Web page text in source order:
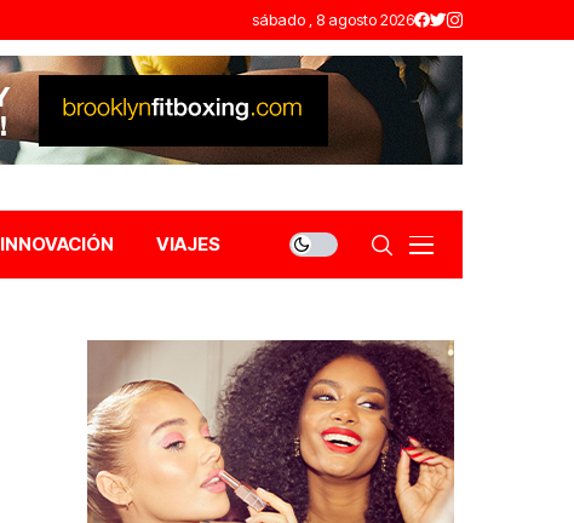
sábado , 8 agosto 2026
INNOVACIÓN VIAJES